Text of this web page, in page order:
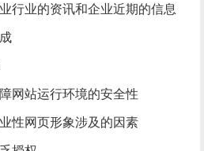
行业的资讯和企业近期的信息
网站运行环境的安全性
性网页形象涉及的因素